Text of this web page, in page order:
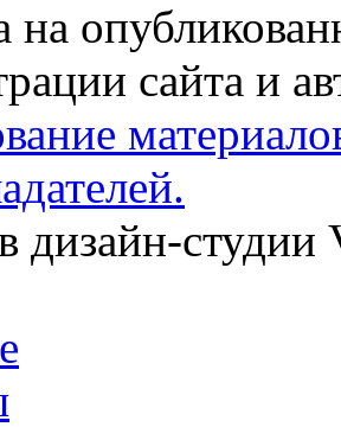
на
сайта и
дизайн-студии